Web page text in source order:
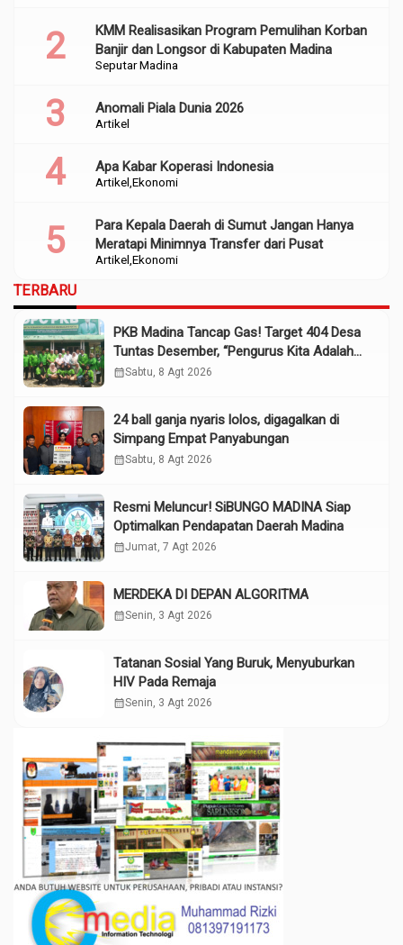
Seputar Madina
KMM Realisasikan Program Pemulihan Korban
Banjir dan Longsor di Kabupaten Madina
Artikel
Anomali Piala Dunia 2026
Artikel Ekonomi
Apa Kabar Koperasi Indonesia
Artikel Ekonomi
Para Kepala Daerah di Sumut Jangan Hanya
Meratapi Minimnya Transfer dari Pusat
TERBARU
PKB Madina Tancap Gas! Target 404 Desa
Tuntas Desember, “Pengurus Kita Adalah
Tokoh”
calendar_monthSabtu, 8 Agt 2026
24 ball ganja nyaris lolos, digagalkan di
Simpang Empat Panyabungan
calendar_monthSabtu, 8 Agt 2026
Resmi Meluncur! SiBUNGO MADINA Siap
Optimalkan Pendapatan Daerah Madina
calendar_monthJumat, 7 Agt 2026
MERDEKA DI DEPAN ALGORITMA
calendar_monthSenin, 3 Agt 2026
Tatanan Sosial Yang Buruk, Menyuburkan
HIV Pada Remaja
calendar_monthSenin, 3 Agt 2026